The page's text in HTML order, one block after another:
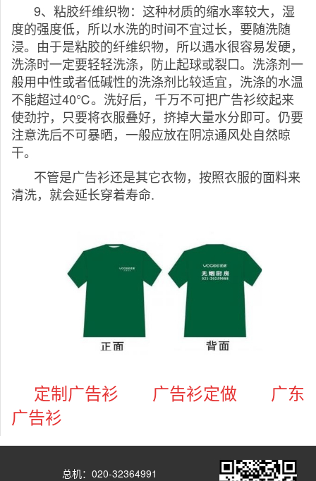
9、粘胶纤维织物：这种材质的缩水率较大，湿
度的强度低，所以水洗的时间不宜过长，要随洗随
浸。由于是粘胶的纤维织物，所以遇水很容易发硬，
洗涤时一定要轻轻洗涤，防止起球或裂口。洗涤剂一
般用中性或者低碱性的洗涤剂比较适宜，洗涤的水温
不能超过40℃。洗好后，千万不可把广告衫绞起来
使劲拧，只要将衣服叠好，挤掉大量水分即可。仍要
注意洗后不可暴晒，一般应放在阴凉通风处自然晾
干。
不管是广告衫还是其它衣物，按照衣服的面料来
清洗，就会延长穿着寿命.
定制广告衫 广告衫定做 广东
广告衫
总机：020-32364991